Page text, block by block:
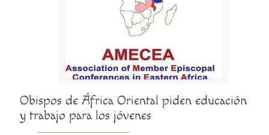
Obispos de África Oriental piden educación
y trabajo para los jóvenes